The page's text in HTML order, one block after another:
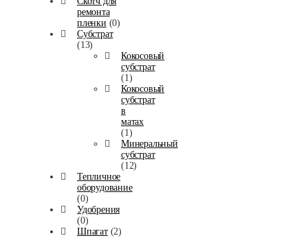
ремонта
пленки (0)
Субстрат
(13)
Кокосовый
субстрат
(1)
Кокосовый
субстрат
в
матах
(1)
Минеральный
субстрат
(12)
Тепличное
оборудование
(0)
Удобрения
(0)
Шпагат (2)